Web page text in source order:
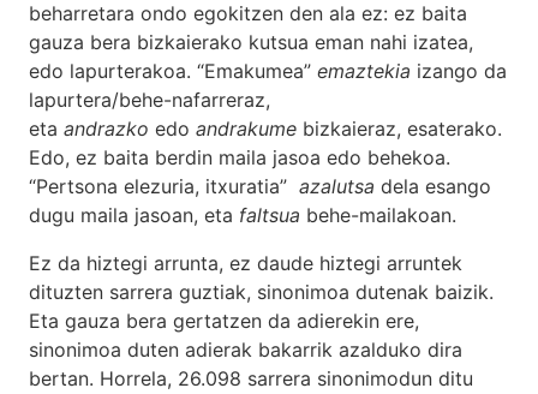
beharretara ondo egokitzen den ala ez: ez baita
gauza bera bizkaierako kutsua eman nahi izatea,
edo lapurterakoa. “Emakumea” emaztekia izango da
lapurtera/behe-nafarreraz,
eta andrazko edo andrakume bizkaieraz, esaterako.
Edo, ez baita berdin maila jasoa edo behekoa.
“Pertsona elezuria, itxuratia” azalutsa dela esango
dugu maila jasoan, eta faltsua behe-mailakoan.
Ez da hiztegi arrunta, ez daude hiztegi arruntek
dituzten sarrera guztiak, sinonimoa dutenak baizik.
Eta gauza bera gertatzen da adierekin ere,
sinonimoa duten adierak bakarrik azalduko dira
bertan. Horrela, 26.098 sarrera sinonimodun ditu